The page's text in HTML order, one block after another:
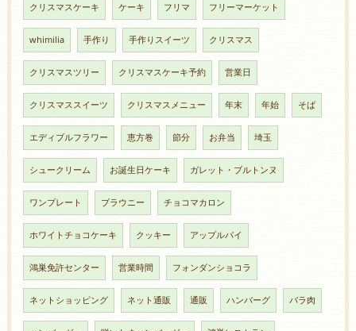
クリスマスケーキ ケーキ フリマ フリーマーケット
whimilia 手作り 手作りスイーツ クリスマス
クリスマスツリー クリスマスケーキ予約 営業日
クリスマススイーツ クリスマスメニュー 年末 年始 そば
エディブルフラワー 恵方巻 節分 お弁当 埼玉
シュークリーム お誕生日ケーキ ガレット・ブルトンヌ
ワンプレート ブラウニー チョコマカロン
ホワイトチョコケーキ クッキー アップルパイ
鴻巣免許センター 営業時間 フォンダンショコラ
ネットショッピング ネット通販 通販 ハンバーグ バラ肉